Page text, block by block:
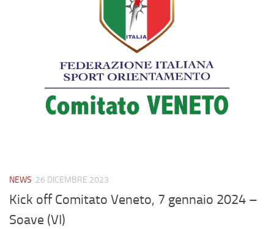
NEWS 26 DICEMBRE 2023
Kick off Comitato Veneto, 7 gennaio 2024 –
Soave (VI)